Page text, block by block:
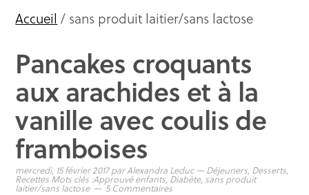
Accueil / sans produit laitier/sans lactose
Pancakes croquants
aux arachides et à la
vanille avec coulis de
framboises
mercredi, 15 février 2017parAlexandra Leduc — Déjeuners, Desserts,
Recettes Mots clés :Approuvé enfants, Diabète, sans produit
laitier/sans lactose 5 Commentaires